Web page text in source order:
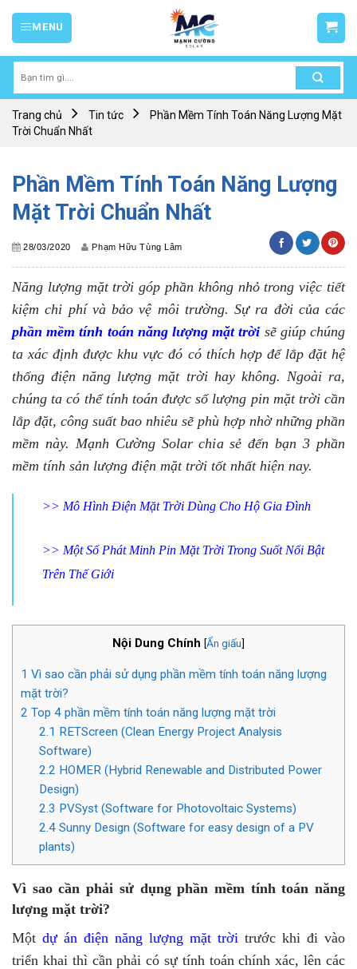
Skip
kiếm:
MENU
Trang chủ Tin tức
Phần Mềm Tính Toán Năng Lượng Mặt
Trời Chuẩn Nhất
Phần Mềm Tính Toán Năng Lượng
Mặt Trời Chuẩn Nhất
28/03/2020 Phạm Hữu Tùng Lâm
Năng lượng mặt trời góp phần không nhỏ trong việc tiết
kiệm chi phí và bảo vệ môi trường. Sự ra đời của các
phần mềm tính toán năng lượng mặt trời sẽ giúp chúng
ta xác định được khu vực đó có thích hợp để lắp đặt hệ
thống điện năng lượng mặt trời hay không. Ngoài ra,
chúng ta có thể tính toán được số lượng pin mặt trời cần
lắp đặt, công suất bao nhiêu sẽ phù hợp nhờ những phần
mềm này. Mạnh Cường Solar chia sẻ đến bạn 3 phần
mềm tính sản lượng điện mặt trời tốt nhất hiện nay.
>> Mô Hình Điện Mặt Trời Dùng Cho Hộ Gia Đình
>> Một Số Phát Minh Pin Mặt Trời Trong Suốt Nổi Bật
Trên Thế Giới
Nội Dung Chính [Ẩn giấu]
1 Vì sao cần phải sử dụng phần mềm tính toán năng lượng
mặt trời?
2 Top 4 phần mềm tính toán năng lượng mặt trời
2.1 RETScreen (Clean Energy Project Analysis
Software)
2.2 HOMER (Hybrid Renewable and Distributed Power
Design)
2.3 PVSyst (Software for Photovoltaic Systems)
2.4Sunny Design (Software for easy design of a PV
plants)
Vì sao cần phải sử dụng phần mềm tính toán năng
lượng mặt trời?
Một dự án điện năng lượng mặt trời trước khi đi vào
triển khai thì cần phải có sự tính toán chính xác, lên các